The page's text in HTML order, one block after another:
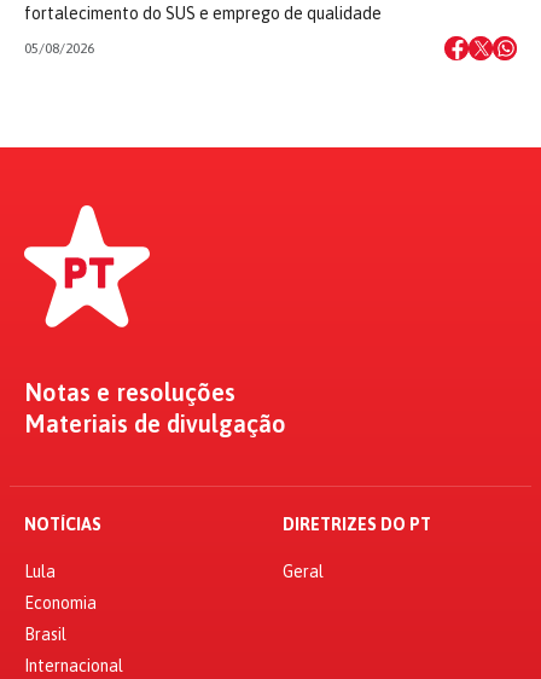
fortalecimento do SUS e emprego de qualidade
05/08/2026
Notas e resoluções
Materiais de divulgação
NOTÍCIAS
Lula
Economia
Brasil
Internacional
DIRETRIZES DO PT
Geral